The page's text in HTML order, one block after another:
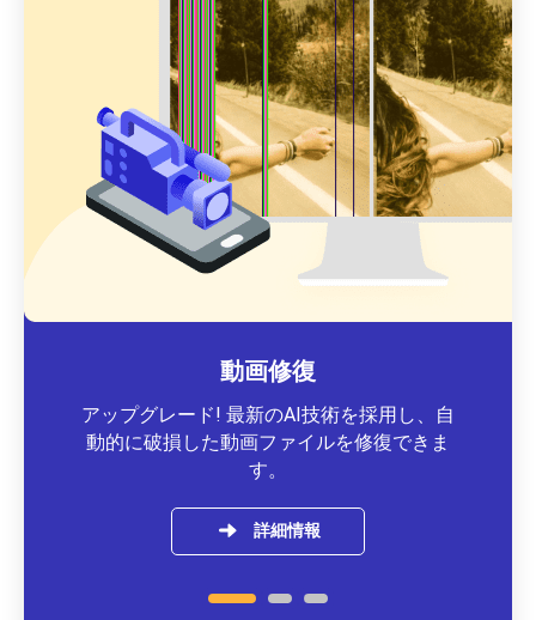
動画修復
アップグレード! 最新のAI技術を採用し、自
動的に破損した動画ファイルを修復できま
す。
詳細情報